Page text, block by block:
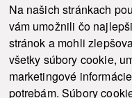
Na našich stránkach
vám umožnili čo
stránok a mohli
všetky súbory cookie,
marketingové
potrebám. Súbory